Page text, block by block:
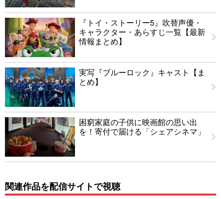
『トイ・ストーリー5』吹替声優・
キャラクター・あらすじ一覧【最新
情報まとめ】
実写『ブルーロック』キャスト【ま
とめ】
困窮家庭の子供に映画館の思い出
を！寄付で届ける「シェアシネマ」
関連作品を配信サイトで視聴